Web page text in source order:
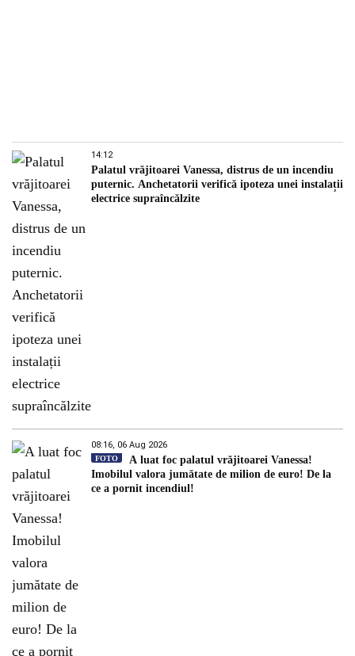
14:12
Palatul vrăjitoarei Vanessa, distrus de un incendiu
puternic. Anchetatorii verifică ipoteza unei instalații
electrice supraîncălzite
08:16, 06 Aug 2026
FOTO
A luat foc palatul vrăjitoarei Vanessa!
Imobilul valora jumătate de milion de euro! De la
ce a pornit incendiul!